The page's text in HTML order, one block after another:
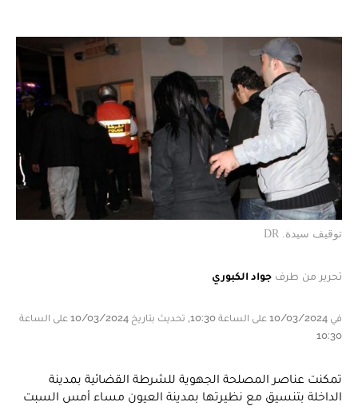
توقيف سيدة. DR
تحرير من طرف جواد الكبوري
في 10/03/2024 على الساعة 10:30, تحديث بتاريخ 10/03/2024 على الساعة
10:30
تمكنت عناصر المصلحة الجهوية للشرطة القضائية بمدينة
الداخلة بتنسيق مع نظيرتها بمدينة العيون مساء أمس السبت